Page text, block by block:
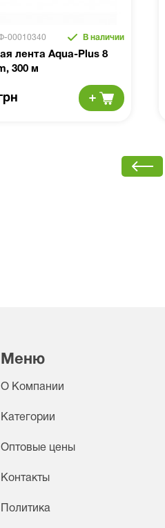
00010340 В наличии
лента Aqua-Plus 8
300 м
Меню
О Компании
Категории
Оптовые цены
Контакты
Политика